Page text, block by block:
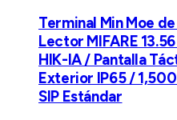
Terminal Min Moe
Lector MIFARE
HIK-IA / Pantalla
Exterior IP65 /
SIP Estándar